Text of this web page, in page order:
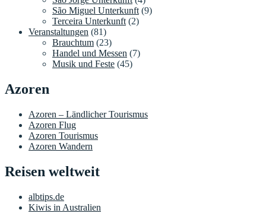
São Miguel Unterkunft (9)
Terceira Unterkunft (2)
Veranstaltungen (81)
Brauchtum (23)
Handel und Messen (7)
Musik und Feste (45)
Azoren
Azoren – Ländlicher Tourismus
Azoren Flug
Azoren Tourismus
Azoren Wandern
Reisen weltweit
albtips.de
Kiwis in Australien